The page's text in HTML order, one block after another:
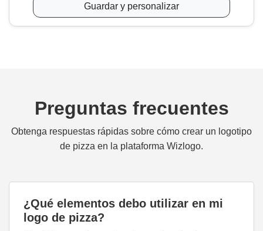
Guardar y personalizar
Preguntas frecuentes
Obtenga respuestas rápidas sobre cómo crear un logotipo
de pizza en la plataforma Wizlogo.
¿Qué elementos debo utilizar en mi
logo de pizza?